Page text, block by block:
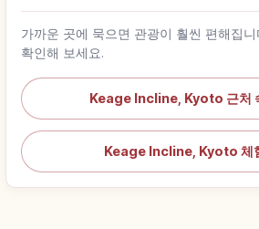
가까운 곳에 묵으면 관광이 훨씬 편해집
확인해 보세요.
Keage Incline, Kyoto 근처
Keage Incline, Kyoto 체